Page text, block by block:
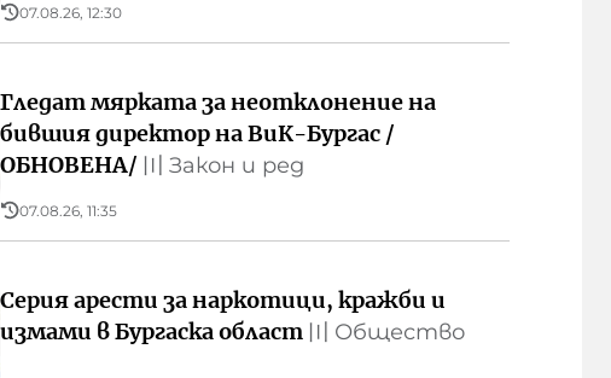
07.08.26, 12:30
Гледат мярката за неотклонение на
бившия директор на ВиК-Бургас /
ОБНОВЕНА/ 〣 Закон и ред
07.08.26, 11:35
Серия арести за наркотици, кражби и
измами в Бургаска област 〣 Общество